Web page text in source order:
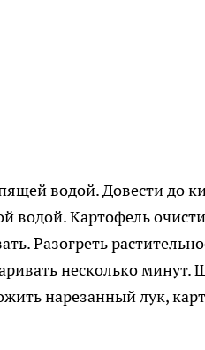
водой. Довести до
водой. Картофель
Разогреть
несколько
нарезанный лук,